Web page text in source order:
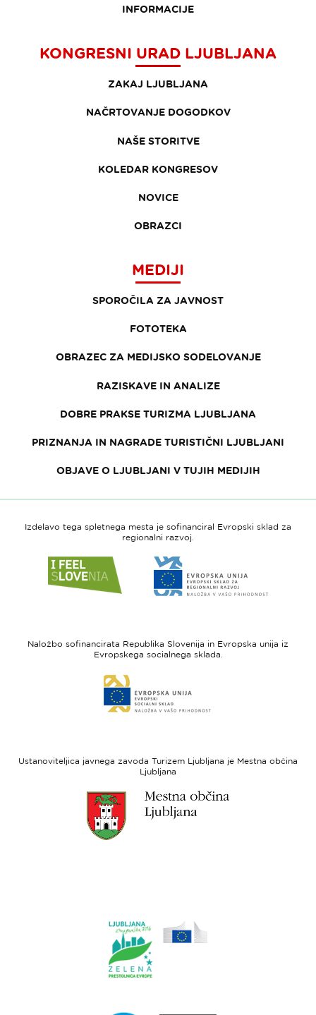
INFORMACIJE
KONGRESNI URAD LJUBLJANA
ZAKAJ LJUBLJANA
NAČRTOVANJE DOGODKOV
NAŠE STORITVE
KOLEDAR KONGRESOV
NOVICE
OBRAZCI
MEDIJI
SPOROČILA ZA JAVNOST
FOTOTEKA
OBRAZEC ZA MEDIJSKO SODELOVANJE
RAZISKAVE IN ANALIZE
DOBRE PRAKSE TURIZMA LJUBLJANA
PRIZNANJA IN NAGRADE TURISTIČNI LJUBLJANI
OBJAVE O LJUBLJANI V TUJIH MEDIJIH
Izdelavo tega spletnega mesta je sofinanciral Evropski sklad za
regionalni razvoj.
do
spletne
Slovenia
do
spletne
-
regionalni
Naložbo sofinancirata Republika Slovenija in Evropska unija iz
Evropskega socialnega sklada.
do
spletne
sklad
Ustanoviteljica javnega zavoda Turizem Ljubljana je Mestna občina
Ljubljana